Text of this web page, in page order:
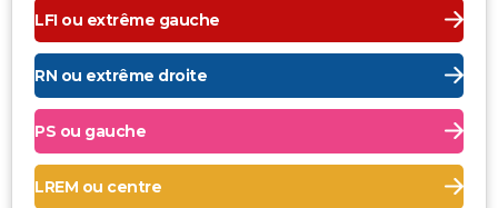
LFI ou extrême gauche
RN ou extrême droite
PS ou gauche
LREM ou centre